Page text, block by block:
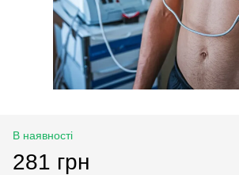
В наявності
281 грн